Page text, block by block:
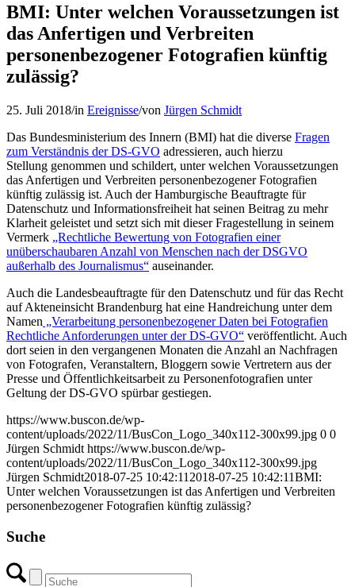
BMI: Unter welchen Voraussetzungen ist
das Anfertigen und Verbreiten
personenbezogener Fotografien künftig
zulässig?
25. Juli 2018/in Ereignisse/von Jürgen Schmidt
Das Bundesministerium des Innern (BMI) hat die diverse Fragen
zum Verständnis der DS-GVO adressieren, auch hierzu
Stellung genommen und schildert, unter welchen Voraussetzungen
das Anfertigen und Verbreiten personenbezogener Fotografien
künftig zulässig ist. Auch der Hamburgische Beauftragte für
Datenschutz und Informationsfreiheit hat seinen Beitrag zu mehr
Klarheit geleistet und setzt sich mit dieser Fragestellung in seinem
Vermerk „Rechtliche Bewertung von Fotografien einer
unüberschaubaren Anzahl von Menschen nach der DSGVO
außerhalb des Journalismus“ auseinander.
Auch die Landesbeauftragte für den Datenschutz und für das Recht
auf Akteneinsicht Brandenburg hat eine Handreichung unter dem
Namen „Verarbeitung personenbezogener Daten bei Fotografien
Rechtliche Anforderungen unter der DS-GVO“ veröffentlicht. Auch
dort seien in den vergangenen Monaten die Anzahl an Nachfragen
von Fotografen, Veranstaltern, Bloggern sowie Vertretern aus der
Presse und Öffentlichkeitsarbeit zu Personenfotografien unter
Geltung der DS-GVO spürbar gestiegen.
https://www.buscon.de/wp-
content/uploads/2022/11/BusCon_Logo_340x112-300x99.jpg 0 0
Jürgen Schmidt https://www.buscon.de/wp-
content/uploads/2022/11/BusCon_Logo_340x112-300x99.jpg
Jürgen Schmidt2018-07-25 10:42:11 2018-07-25 10:42:11BMI:
Unter welchen Voraussetzungen ist das Anfertigen und Verbreiten
personenbezogener Fotografien künftig zulässig?
Suche